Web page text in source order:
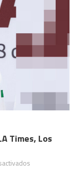
Times, Los
en